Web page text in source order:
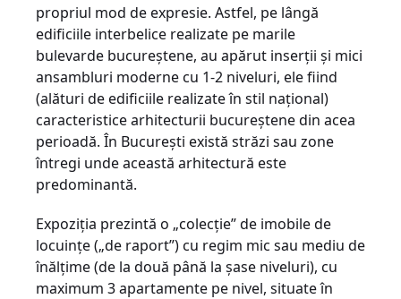
propriul mod de expresie. Astfel, pe lângă
edificiile interbelice realizate pe marile
bulevarde bucureştene, au apărut inserţii şi mici
ansambluri moderne cu 1-2 niveluri, ele fiind
(alături de edificiile realizate în stil naţional)
caracteristice arhitecturii bucureştene din acea
perioadă. În Bucureşti există străzi sau zone
întregi unde această arhitectură este
predominantă.
Expoziţia prezintă o „colecţie” de imobile de
locuinţe („de raport”) cu regim mic sau mediu de
înălţime (de la două până la şase niveluri), cu
maximum 3 apartamente pe nivel, situate în